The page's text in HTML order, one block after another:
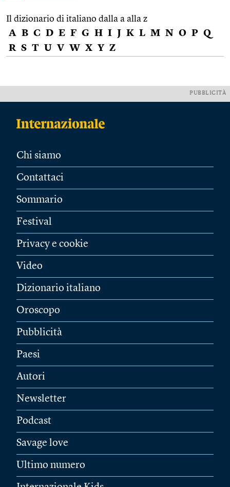
Il dizionario di italiano dalla a alla z
A B C D E F G H I J K L M N O P Q
R S T U V W X Y Z
PUBBLICITÀ
Chi siamo
Contattaci
Sommario
Festival
Privacy e cookie
Video
Dizionario italiano
Oroscopo
Pubblicità
Paesi
Autori
Newsletter
Podcast
Savage love
Ultimo numero